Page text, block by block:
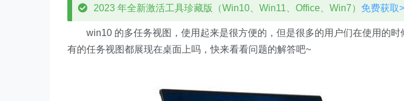
2023 年全新激活工具珍藏版（Win10、Win11、Office、Win7） 免费获取
win10 的多任务视图，使用起来是很方便的，但是很多的用户们在使用的
有的任务视图都展现在桌面上吗，快来看看问题的解答吧~